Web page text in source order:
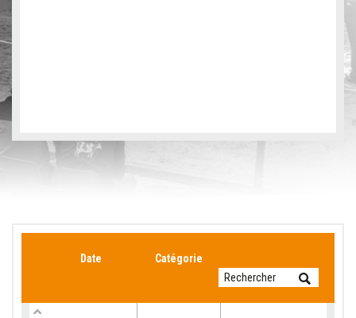
Date Catégorie